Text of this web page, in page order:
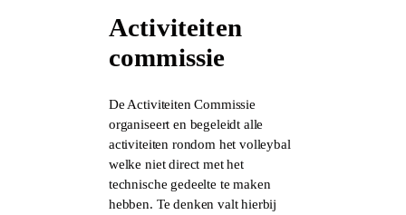
Activiteiten
commissie
De Activiteiten Commissie
organiseert en begeleidt alle
activiteiten rondom het volleybal
welke niet direct met het
technische gedeelte te maken
hebben. Te denken valt hierbij